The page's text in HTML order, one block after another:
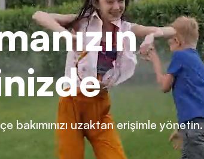
bakımınızı uzaktan erişimle yönetin.